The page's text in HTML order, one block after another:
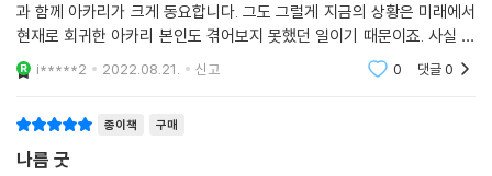
과 함께 아카리가 크게 동요합니다. 그도 그럴게 지금의 상황은 미래에서
현재로 회귀한 아카리 본인도 겪어보지 못했던 일이기 때문이죠. 사실 아
카리가 여유를 가질 수 있었던 이유 중 하나로 미래를 알고 있다는 부분이
크게 작용하
i*****2 2022.08.21. 신고 0 댓글0
종이책 구매
나름 굿